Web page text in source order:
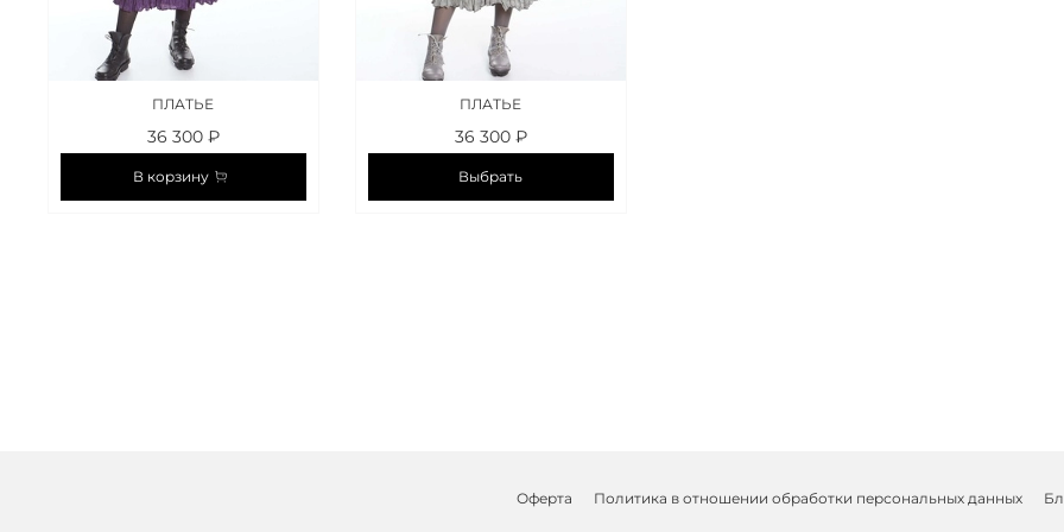
ПЛАТЬЕ
36 300 ₽
В корзину
ПЛАТЬЕ
36 300 ₽
Выбрать
Оферта Политика в отношении обработки персональных данных